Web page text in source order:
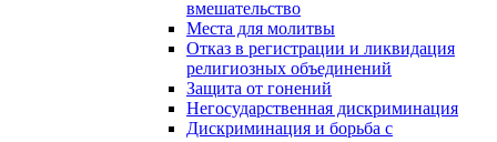
вмешательство
Места для молитвы
Отказ в регистрации и ликвидация
религиозных объединений
Защита от гонений
Негосударственная дискриминация
Дискриминация и борьба с